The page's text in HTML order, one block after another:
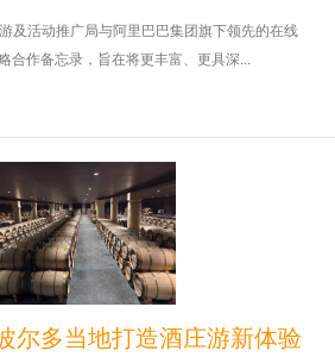
及活动推广局与阿里巴巴集团旗下领先的在线
合作备忘录，旨在将更丰富、更具深...
尔多当地打造酒庄游新体验